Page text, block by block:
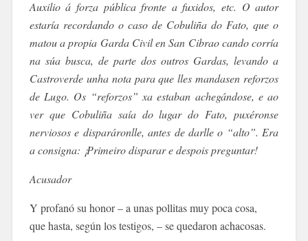
Auxilio á forza pública fronte a fuxidos, etc. O autor
estaría recordando o caso de Cobuliña do Fato, que o
matou a propia Garda Civil en San Cibrao cando corría
na súa busca, de parte dos outros Gardas, levando a
Castroverde unha nota para que lles mandasen reforzos
de Lugo. Os “reforzos” xa estaban achegándose, e ao
ver que Cobuliña saía do lugar do Fato, puxéronse
nerviosos e disparáronlle, antes de darlle o “alto”. Era
a consigna: ¡Primeiro disparar e despois preguntar!
Acusador
Y profanó su honor – a unas pollitas muy poca cosa,
que hasta, según los testigos, – se quedaron achacosas.